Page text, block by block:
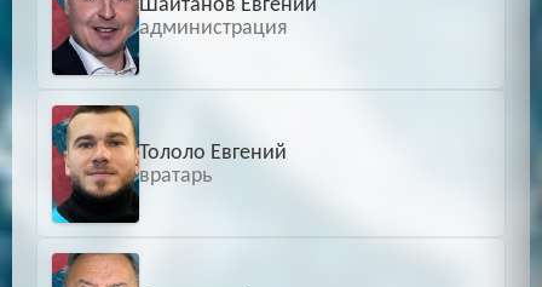
Шайтанов Евгений
администрация
Тололо Евгений
вратарь